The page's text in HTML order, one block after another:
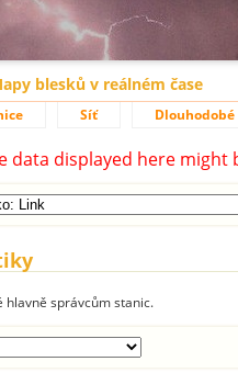
blesků v reálném čase
Síť Dlouhodobé
data displayed here
hlavně správcům stanic.